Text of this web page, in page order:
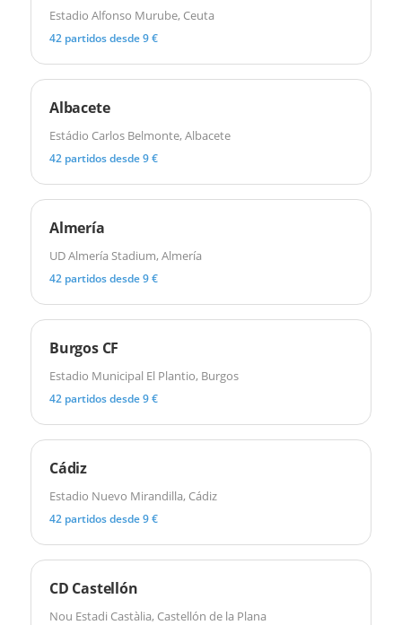
Estadio Alfonso Murube, Ceuta
42 partidos desde 9 €
Albacete
Estádio Carlos Belmonte, Albacete
42 partidos desde 9 €
Almería
UD Almería Stadium, Almería
42 partidos desde 9 €
Burgos CF
Estadio Municipal El Plantio, Burgos
42 partidos desde 9 €
Cádiz
Estadio Nuevo Mirandilla, Cádiz
42 partidos desde 9 €
CD Castellón
Nou Estadi Castàlia, Castellón de la Plana